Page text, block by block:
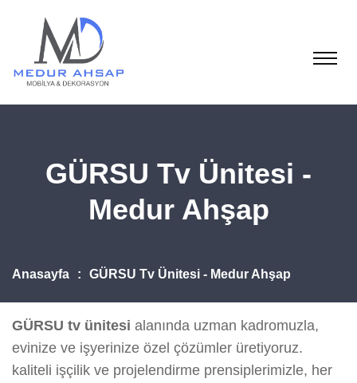
GÜRSU Tv Ünitesi -
Medur Ahşap
Anasayfa GÜRSU Tv Ünitesi - Medur Ahşap
GÜRSU tv ünitesi alanında uzman kadromuzla,
evinize ve işyerinize özel çözümler üretiyoruz.
kaliteli işçilik ve projelendirme prensiplerimizle, her